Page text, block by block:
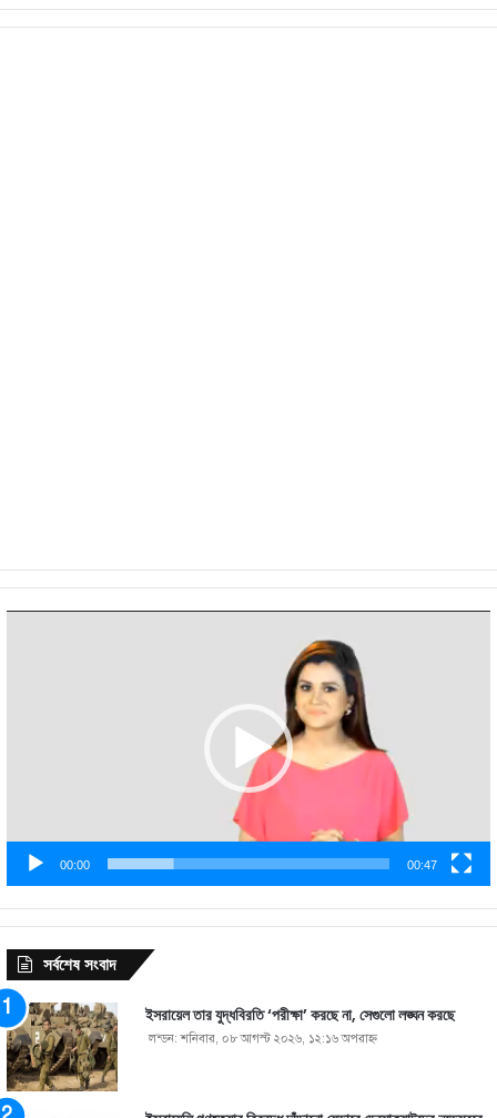
00:00 00:47
সর্বশেষ সংবাদ
ইসরায়েল তার যুদ্ধবিরতি ‘পরীক্ষা’ করছে না, সেগুলো লঙ্ঘন করছে
লন্ডন: শনিবার, ০৮ আগস্ট ২০২৬, ১২:১৬ অপরাহ্ণ